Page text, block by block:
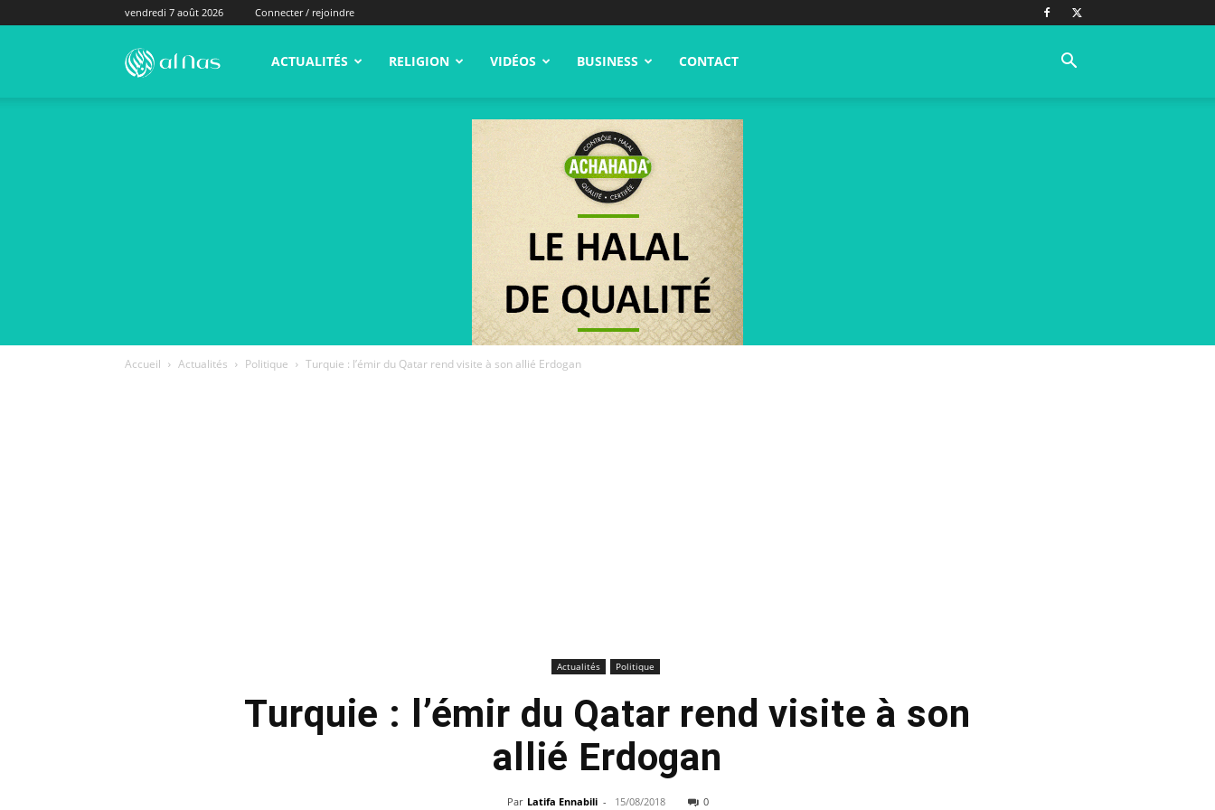
vendredi 7 août 2026 Connecter / rejoindre
alNas.fr ACTUALITÉS RELIGION VIDÉOS BUSINESS CONTACT
Accueil Actualités Politique Turquie : l’émir du Qatar rend visite à son allié Erdogan
Actualités Politique
Turquie : l’émir du Qatar rend visite à son
allié Erdogan
Par Latifa Ennabili - 15/08/2018 0